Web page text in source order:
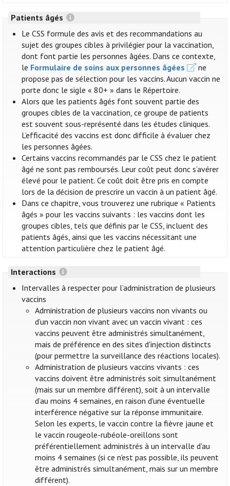
Patients âgés
Le CSS formule des avis et des recommandations au
sujet des groupes cibles à privilégier pour la vaccination,
dont font partie les personnes âgées. Dans ce contexte,
le Formulaire de soins aux personnes âgées
ne
propose pas de sélection pour les vaccins. Aucun vaccin ne
porte donc le sigle « 80+ » dans le Répertoire.
Alors que les patients âgés font souvent partie des
groupes cibles de la vaccination, ce groupe de patients
est souvent sous-représenté dans les études cliniques.
L’efficacité des vaccins est donc difficile à évaluer chez
les personnes âgées.
Certains vaccins recommandés par le CSS chez le patient
âgé ne sont pas remboursés. Leur coût peut donc s’avérer
élevé pour le patient. Ce coût doit être pris en compte
lors de la décision de prescrire un vaccin à un patient âgé.
Dans ce chapitre, vous trouverez une rubrique « Patients
âgés » pour les vaccins suivants : les vaccins dont les
groupes cibles, tels que définis par le CSS, incluent des
patients âgés, ainsi que les vaccins nécessitant une
attention particulière chez le patient âgé.
Interactions
Intervalles à respecter pour l’administration de plusieurs
vaccins
Administration de plusieurs vaccins non vivants ou
d’un vaccin non vivant avec un vaccin vivant : ces
vaccins peuvent être administrés simultanément,
mais de préférence en des sites d'injection distincts
(pour permettre la surveillance des réactions locales).
Administration de plusieurs vaccins vivants : ces
vaccins doivent être administrés soit simultanément
(mais sur un membre différent), soit à un intervalle
d’au moins 4 semaines, en raison d'une éventuelle
interférence négative sur la réponse immunitaire.
Selon les experts, le vaccin contre la fièvre jaune et
le vaccin rougeole-rubéole-oreillons sont
préférentiellement administrés à un intervalle d'au
moins 4 semaines (si ce n'est pas possible, ils peuvent
être administrés simultanément, mais sur un membre
différent).